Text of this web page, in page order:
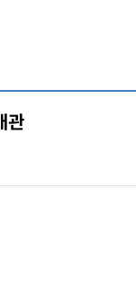
관